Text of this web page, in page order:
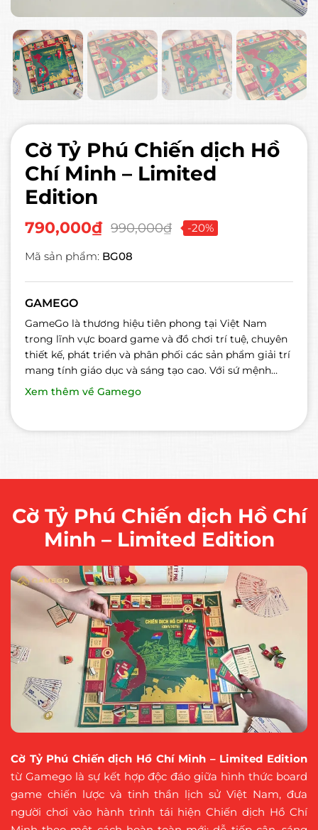
Cờ Tỷ Phú Chiến dịch Hồ
Chí Minh – Limited
Edition
790,000₫ 990,000₫ -20%
Mã sản phẩm: BG08
GAMEGO
GameGo là thương hiệu tiên phong tại Việt Nam
trong lĩnh vực board game và đồ chơi trí tuệ, chuyên
thiết kế, phát triển và phân phối các sản phẩm giải trí
mang tính giáo dục và sáng tạo cao. Với sứ mệnh
khơi dậy tư duy – kết nối ...
Xem thêm về Gamego
Cờ Tỷ Phú Chiến dịch Hồ Chí
Minh – Limited Edition
Cờ Tỷ Phú Chiến dịch Hồ Chí Minh – Limited Edition
từ Gamegolà sự kết hợp độc đáo giữa hình thức board
game chiến lược và tinh thần lịch sử Việt Nam, đưa
người chơi vào hành trình tái hiện Chiến dịch Hồ Chí